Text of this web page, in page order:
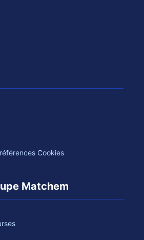
Cookies
Matchem